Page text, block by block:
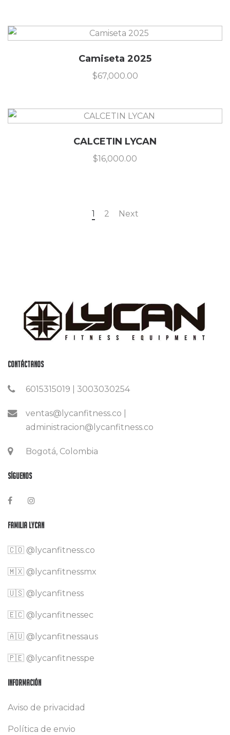
Camiseta 2025
$67,000.00
CALCETIN LYCAN
$16,000.00
1 2 Next
Contáctanos
6015315019 | 3003030254
ventas@lycanfitness.co |
administracion@lycanfitness.co
Bogotá, Colombia
Síguenos
Familia Lycan
🇨🇴 @lycanfitness.co
🇲🇽 @lycanfitnessmx
🇺🇸 @lycanfitness
🇪🇨 @lycanfitnessec
🇦🇺 @lycanfitnessaus
🇵🇪 @lycanfitnesspe
Información
Aviso de privacidad
Política de envio